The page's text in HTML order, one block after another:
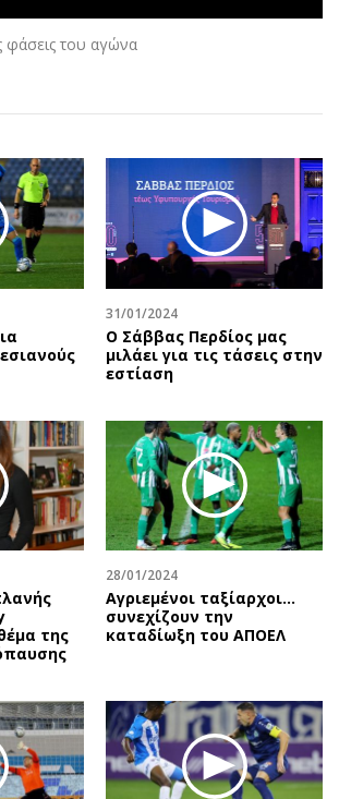
Geek
Νέα
Social
Αφιερώματα
Πολιτική
Οικονομία
Γενικά
Αναδρομές
Πρόσωπα
Περιβάλλον
Γυναίκα
Showbiz
Ταξίδια
Συνταγές
Έξοδος
Media
Εκπομπές
Uncut
Προσφορές
Προσωπικότητες στην ''Κ''
φάσεις του αγώνα
31/01/2024
Ο Σάββας Περδίος μας
μιλάει για τις τάσεις στην
εστίαση
της
28/01/2024
Αγριεμένοι ταξίαρχοι...
συνεχίζουν την
καταδίωξη του ΑΠΟΕΛ